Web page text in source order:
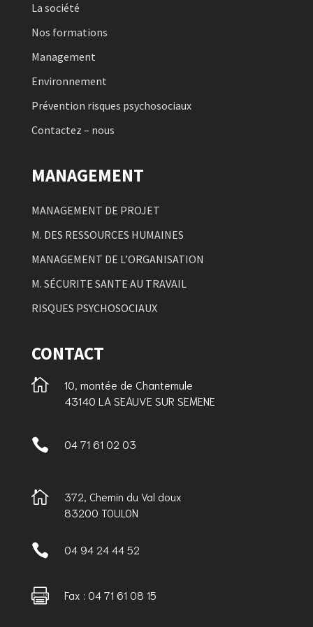
La société
Nos formations
Management
Environnement
Prévention risques psychosociaux
Contactez – nous
MANAGEMENT
MANAGEMENT DE PROJET
M. DES RESSOURCES HUMAINES
MANAGEMENT DE L’ORGANISATION
M. SÉCURITE SANTE AU TRAVAIL
RISQUES PSYCHOSOCIAUX
CONTACT

10, montée de Chantemule
43140 LA SEAUVE SUR SEMENE
 04 71 61 02 03

372, Chemin du Val doux
83200 TOULON
 04 94 24 44 52
 Fax : 04 71 61 08 15